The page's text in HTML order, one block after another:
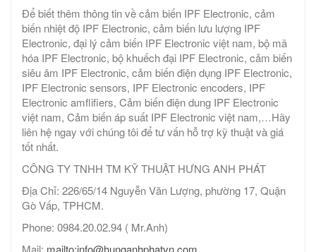
Để biết thêm thông tin về cảm biến IPF Electronic, cảm
biến nhiệt độ IPF Electronic, cảm biến lưu lượng IPF
Electronic, đại lý cảm biến IPF Electronic việt nam, bộ mã
hóa IPF Electronic, bộ khuếch đại IPF Electronic, cảm biến
siêu âm IPF Electronic, cảm biến điện dụng IPF Electronic,
IPF Electronic sensors, IPF Electronic encoders, IPF
Electronic amflifiers, Cảm biến điện dung IPF Electronic
việt nam, Cảm biến áp suất IPF Electronic việt nam,…Hãy
liên hệ ngay với chúng tôi để tư vấn hỗ trợ kỹ thuật và giá
tốt nhất.
CÔNG TY TNHH TM KỸ THUẬT HƯNG ANH PHÁT
Địa Chỉ: 226/65/14 Nguyễn Văn Lượng, phường 17, Quận
Gò Vấp, TPHCM.
Phone: 0984.20.02.94 ( Mr.Anh)
Mail: mailto:info@hunganhphatvn.com